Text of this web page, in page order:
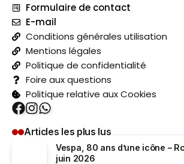
Formulaire de contact
E-mail
Conditions générales utilisation
Mentions légales
Politique de confidentialité
Foire aux questions
Politique relative aux Cookies
Articles les plus lus
Vespa, 80 ans d’une icône –
juin 2026